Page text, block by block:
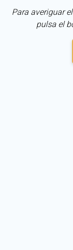
Para averiguar
pulsa el